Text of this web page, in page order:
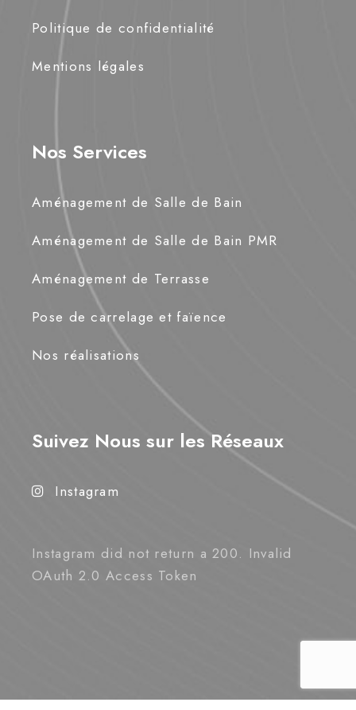
Politique de confidentialité
Mentions légales
Nos Services
Aménagement de Salle de Bain
Aménagement de Salle de Bain PMR
Aménagement de Terrasse
Pose de carrelage et faïence
Nos réalisations
Suivez Nous sur les Réseaux
Instagram
Instagram did not return a 200. Invalid
OAuth 2.0 Access Token